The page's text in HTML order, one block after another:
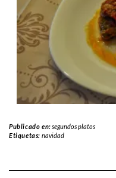
Publicado en:segundos platos
Etiquetas: navidad